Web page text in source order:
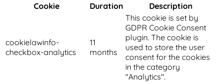
Cookie
Duration Description
cookielawinfo-
checkbox-analytics
11
months
This cookie is set by
GDPR Cookie Consent
plugin. The cookie is
used to store the user
consent for the cookies
in the category
"Analytics".